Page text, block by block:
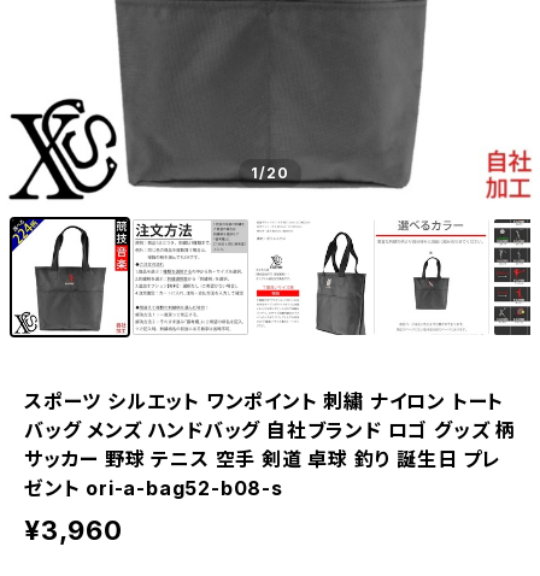
1/20
スポーツ シルエット ワンポイント 刺繍 ナイロン トート
バッグ メンズ ハンドバッグ 自社ブランド ロゴ グッズ 柄
サッカー 野球 テニス 空手 剣道 卓球 釣り 誕生日 プレ
ゼント ori-a-bag52-b08-s
¥3,960